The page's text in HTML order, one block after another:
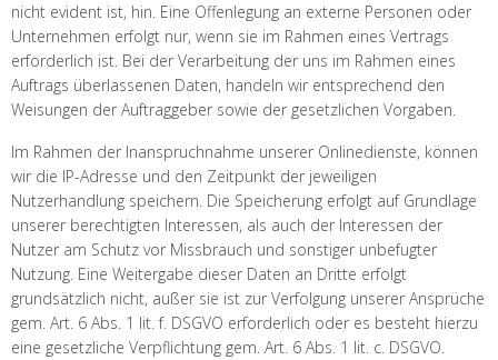
nicht evident ist, hin. Eine Offenlegung an externe Personen oder
Unternehmen erfolgt nur, wenn sie im Rahmen eines Vertrags
erforderlich ist. Bei der Verarbeitung der uns im Rahmen eines
Auftrags überlassenen Daten, handeln wir entsprechend den
Weisungen der Auftraggeber sowie der gesetzlichen Vorgaben.
Im Rahmen der Inanspruchnahme unserer Onlinedienste, können
wir die IP-Adresse und den Zeitpunkt der jeweiligen
Nutzerhandlung speichern. Die Speicherung erfolgt auf Grundlage
unserer berechtigten Interessen, als auch der Interessen der
Nutzer am Schutz vor Missbrauch und sonstiger unbefugter
Nutzung. Eine Weitergabe dieser Daten an Dritte erfolgt
grundsätzlich nicht, außer sie ist zur Verfolgung unserer Ansprüche
gem. Art. 6 Abs. 1 lit. f. DSGVO erforderlich oder es besteht hierzu
eine gesetzliche Verpflichtung gem. Art. 6 Abs. 1 lit. c. DSGVO.